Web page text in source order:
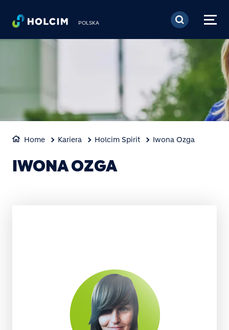
Przejdź do treści
POLSKA
Home Kariera Holcim Spirit Iwona Ozga
IWONA OZGA